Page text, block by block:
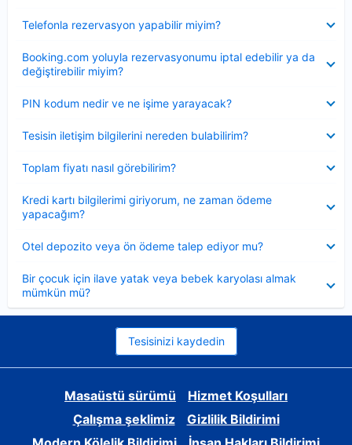
Telefonla rezervasyon yapabilir miyim?
Booking.com yoluyla rezervasyonumu iptal edebilir ya da
değiştirebilir miyim?
PIN kodum nedir ve ne işime yarayacak?
Tesisin iletişim bilgilerini nereden bulabilirim?
Toplam fiyatı nasıl görebilirim?
Kredi kartı bilgilerimi giriyorum, ne zaman ödeme
yapacağım?
Otel depozito veya ön ödeme talep ediyor mu?
Bir çocuk için ilave yatak veya bebek karyolası almak
mümkün mü?
Tesisinizi kaydedin
Masaüstü sürümü
Hizmet Koşulları
Çalışma şeklimiz
Gizlilik Bildirimi